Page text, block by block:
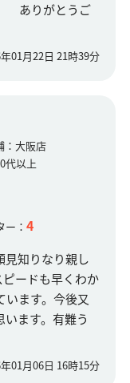
ありがとうご
01月22日 21時39分
大阪店
代以上
ー： 4
見知りなり親し
ピードも早くわか
います。今後又
ます。有難う
01月06日 16時15分